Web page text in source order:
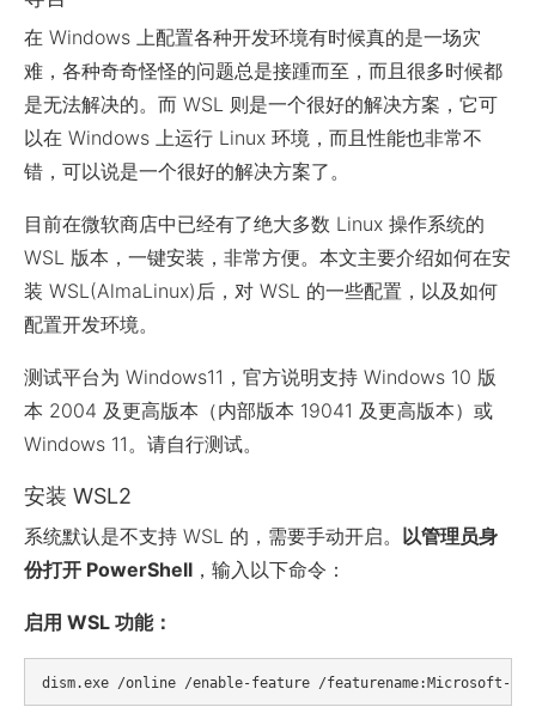
在 Windows 上配置各种开发环境有时候真的是一场灾
难，各种奇奇怪怪的问题总是接踵而至，而且很多时候都
是无法解决的。而 WSL 则是一个很好的解决方案，它可
以在 Windows 上运行 Linux 环境，而且性能也非常不
错，可以说是一个很好的解决方案了。
目前在微软商店中已经有了绝大多数 Linux 操作系统的
WSL 版本，一键安装，非常方便。本文主要介绍如何在安
装 WSL(AlmaLinux)后，对 WSL 的一些配置，以及如何
配置开发环境。
测试平台为 Windows11，官方说明支持 Windows 10 版
本 2004 及更高版本（内部版本 19041 及更高版本）或
Windows 11。请自行测试。
安装 WSL2
系统默认是不支持 WSL 的，需要手动开启。 以管理员身
份打开 PowerShell ，输入以下命令：
启用 WSL 功能：